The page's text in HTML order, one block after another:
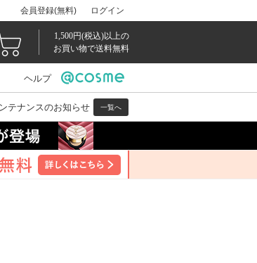
会員登録(無料) ログイン
1,500円(税込)以上の
お買い物で送料無料
ヘルプ
テナンスのお知らせ 一覧へ